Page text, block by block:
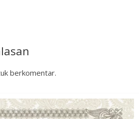
berkomentar.